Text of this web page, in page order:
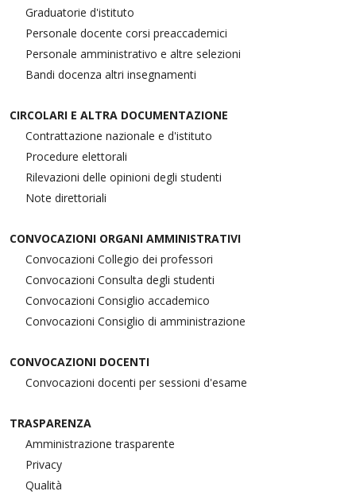
Graduatorie d'istituto
Personale docente corsi preaccademici
Personale amministrativo e altre selezioni
Bandi docenza altri insegnamenti
CIRCOLARI E ALTRA DOCUMENTAZIONE
Contrattazione nazionale e d'istituto
Procedure elettorali
Rilevazioni delle opinioni degli studenti
Note direttoriali
CONVOCAZIONI ORGANI AMMINISTRATIVI
Convocazioni Collegio dei professori
Convocazioni Consulta degli studenti
Convocazioni Consiglio accademico
Convocazioni Consiglio di amministrazione
CONVOCAZIONI DOCENTI
Convocazioni docenti per sessioni d'esame
TRASPARENZA
Amministrazione trasparente
Privacy
Qualità